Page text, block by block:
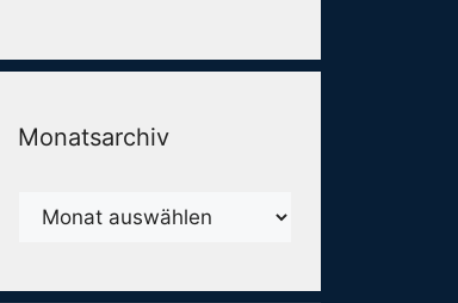
Monatsarchiv
Monatsarchiv